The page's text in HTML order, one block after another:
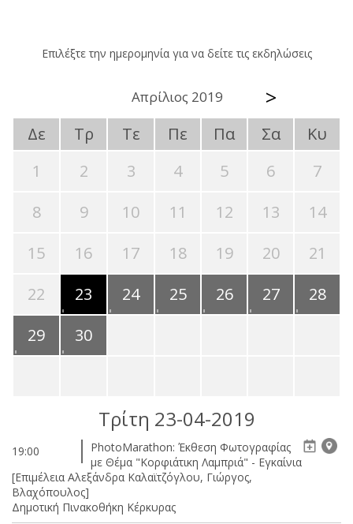
Επιλέξτε την ημερομηνία για να δείτε τις εκδηλώσεις
Απρίλιος 2019 >
Δε Τρ Τε Πε Πα Σα
Κυ
1
2 3 4 5 6
7
8
9 10 11 12 13
14
15
16 17 18 19 20
21
22
23 24 25 26 27
28
29
30
Τρίτη 23-04-2019
19:00
PhotoMarathon: Έκθεση Φωτογραφίας
με Θέμα "Κορφιάτικη Λαμπριά" - Εγκαίνια
[Επιμέλεια Αλεξάνδρα Καλαϊτζόγλου, Γιώργος,
Βλαχόπουλος]
Δημοτική Πινακοθήκη Κέρκυρας